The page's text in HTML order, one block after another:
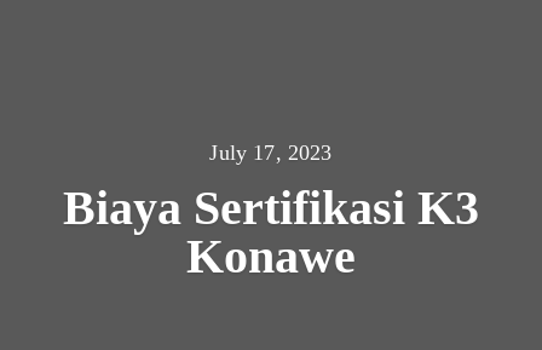
July 17, 2023
Biaya Sertifikasi K3
Konawe